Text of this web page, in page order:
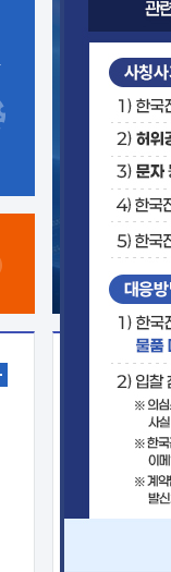
보도자료